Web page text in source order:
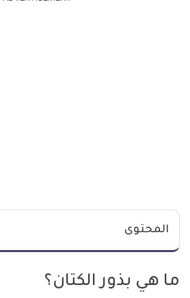
المحتوى
ما هي بذور الكتان؟